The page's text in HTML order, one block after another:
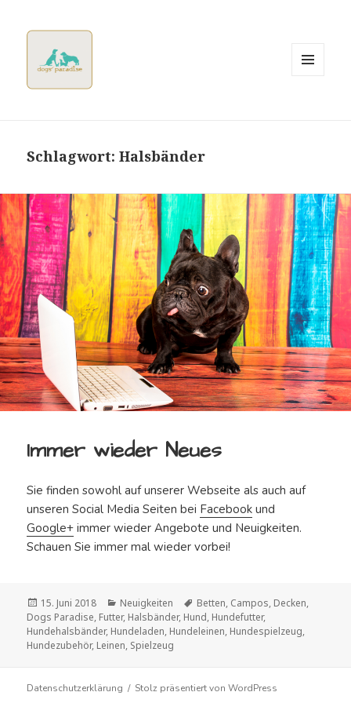
Schlagwort:Halsbänder
Immer wieder Neues
Sie finden sowohl auf unserer Webseite als auch auf
unseren Social Media Seiten bei Facebook und
Google+ immer wieder Angebote und Neuigkeiten.
Schauen Sie immer mal wieder vorbei!
Veröffentlicht
am
15. Juni 2018 Kategorien
Neuigkeiten Schlagwörter
Betten, Campos, Decken,
Dogs Paradise, Futter, Halsbänder, Hund, Hundefutter,
Hundehalsbänder, Hundeladen, Hundeleinen, Hundespielzeug,
Hundezubehör, Leinen, Spielzeug
Datenschutzerklärung Stolz präsentiert von WordPress